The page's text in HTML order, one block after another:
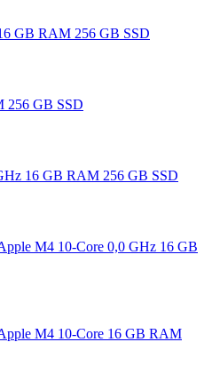
GB RAM 256 GB SSD
256 GB SSD
16 GB RAM 256 GB SSD
M4 10-Core 0,0 GHz 16 GB
M4 10-Core 16 GB RAM